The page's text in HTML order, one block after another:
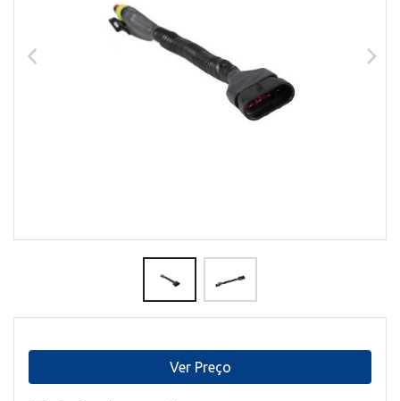
Ver Preço